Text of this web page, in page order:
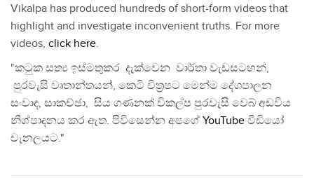
Vikalpa has produced hundreds of short-form videos that
highlight and investigate inconvenient truths. For more
videos, click here.
"කටුක සත්‍ය ඉස්මතුකර දැක්වෙන වාර්තා වැඩසටහන්,
පුරවැසි වෘතාන්තයන්, කෙටි චිත්‍රපට මෙන්ම දේශපාලන
සංවාද, සාකච්ඡා, සිය ගණනක් විකල්ප පුරවැසි වෙබ් අඩවිය
නිශ්පාදනය කර ඇත. පිවිසෙන්න අපගේ YouTube වීඩියෝ
චැනලයට."